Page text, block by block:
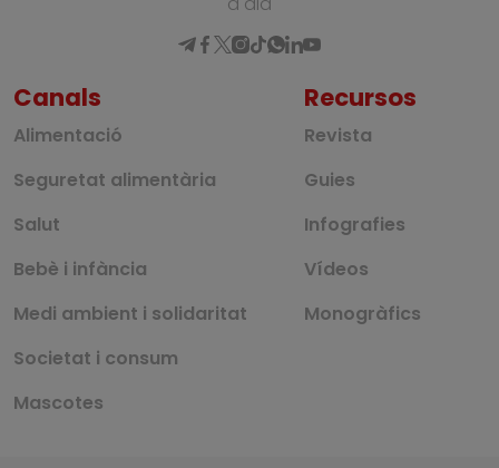
Canals
Alimentació
Seguretat alimentària
Salut
Bebè i infància
Medi ambient i solidaritat
Societat i consum
Mascotes
Recursos
Revista
Guies
Infografies
Vídeos
Monogràfics